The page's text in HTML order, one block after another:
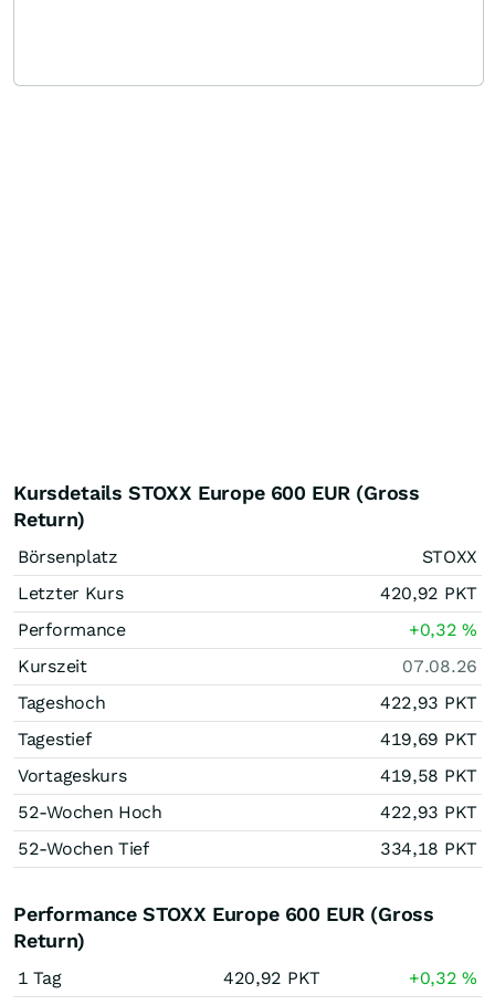
Kursdetails STOXX Europe 600 EUR (Gross
Return)
Börsenplatz
STOXX
Letzter Kurs
420,92 PKT
Performance
+0,32%
Kurszeit
07.08.26
Tageshoch
422,93 PKT
Tagestief
419,69 PKT
Vortageskurs
419,58 PKT
52-Wochen Hoch
422,93 PKT
52-Wochen Tief
334,18 PKT
Performance STOXX Europe 600 EUR (Gross
Return)
1 Tag 420,92 PKT +0,32%